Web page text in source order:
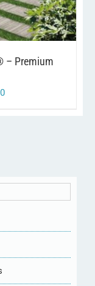
– Premium
aktueller